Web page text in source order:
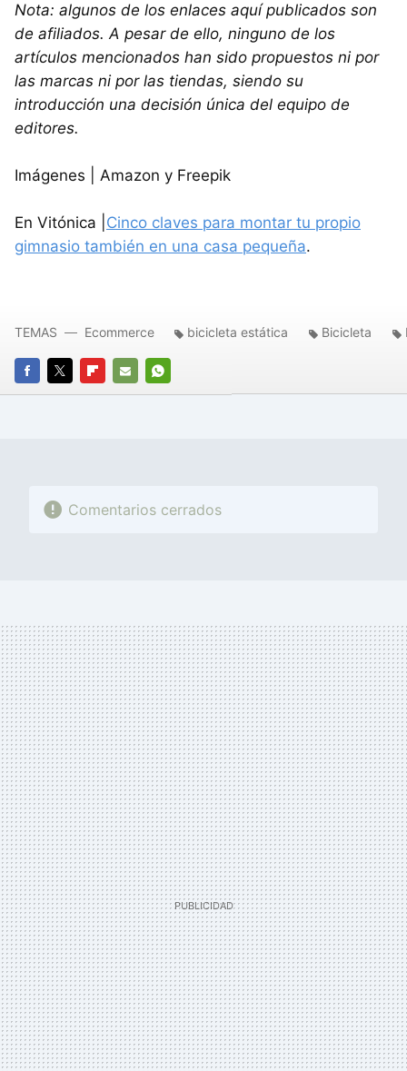
Nota: algunos de los enlaces aquí publicados son
de afiliados. A pesar de ello, ninguno de los
artículos mencionados han sido propuestos ni por
las marcas ni por las tiendas, siendo su
introducción una decisión única del equipo de
editores.
Imágenes | Amazon y Freepik
En Vitónica | Cinco claves para montar tu propio
gimnasio también en una casa pequeña.
FACEBOOK
TWITTERFLIPBOARD
E-
WHATSAPP
TEMAS Ecommerce bicicleta estática Bicicleta
Comentarios cerrados